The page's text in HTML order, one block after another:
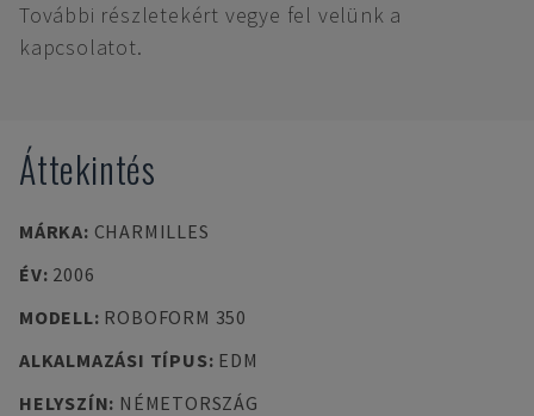
További részletekért vegye fel velünk a
kapcsolatot.
Áttekintés
MÁRKA: CHARMILLES
ÉV: 2006
MODELL: ROBOFORM 350
ALKALMAZÁSI TÍPUS: EDM
HELYSZÍN: NÉMETORSZÁG